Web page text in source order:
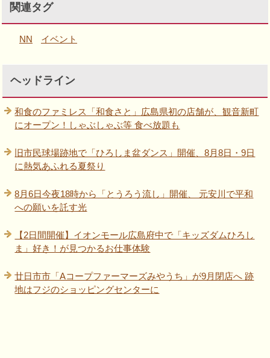
関連タグ
NN イベント
ヘッドライン
和食のファミレス「和食さと」広島県初の店舗が、観音新町
にオープン！しゃぶしゃぶ等 食べ放題も
旧市民球場跡地で「ひろしま盆ダンス」開催、8月8日・9日
に熱気あふれる夏祭り
8月6日今夜18時から「とうろう流し」開催、 元安川で平和
への願いを託す光
【2日間開催】イオンモール広島府中で「キッズダムひろし
ま」好き！が見つかるお仕事体験
廿日市市「Aコープファーマーズみやうち」が9月閉店へ 跡
地はフジのショッピングセンターに